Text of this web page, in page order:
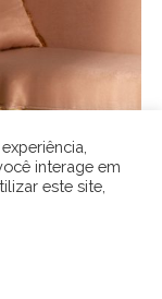
BRONZE
interage em
este site,